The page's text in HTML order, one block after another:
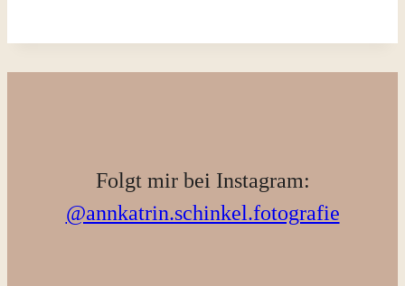
Folgt mir bei Instagram:
@annkatrin.schinkel.fotografie